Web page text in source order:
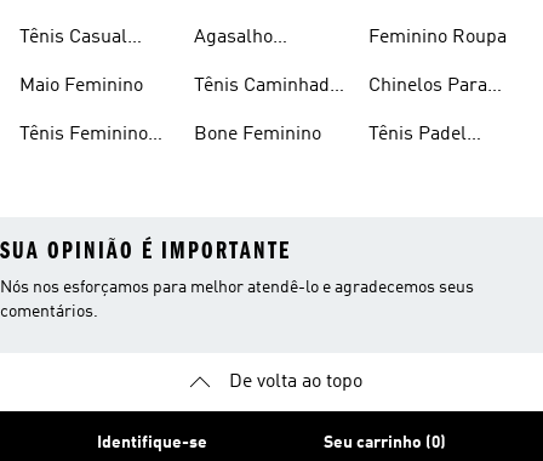
Tênis Casual
Maio Feminino
Tênis Feminino
Agasalho
Tênis Caminhada
Bone Feminino
Feminino Roupa
Chinelos Para
Tênis Padel
SUA OPINIÃO É IMPORTANTE
Nós nos esforçamos para melhor atendê-lo e agradecemos seus
comentários.
De volta ao topo
Identifique-se Seu carrinho (0)